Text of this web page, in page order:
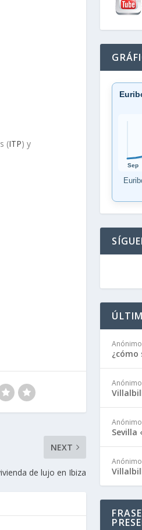
(ITP) y
NEXT
de lujo en Ibiza
Sep
Anónimo
¿cómo
Anónimo
Anónimo
Sevilla
Anónimo